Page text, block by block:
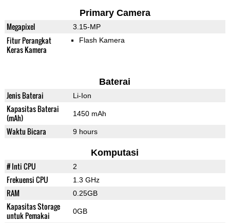
Primary Camera
Megapixel 3.15-MP
Fitur Perangkat
Keras Kamera
Flash Kamera
Baterai
Jenis Baterai Li-Ion
Kapasitas Baterai
(mAh)
1450 mAh
Waktu Bicara 9 hours
Komputasi
# Inti CPU 2
Frekuensi CPU 1.3 GHz
RAM 0.25GB
Kapasitas Storage
untuk Pemakai
0GB